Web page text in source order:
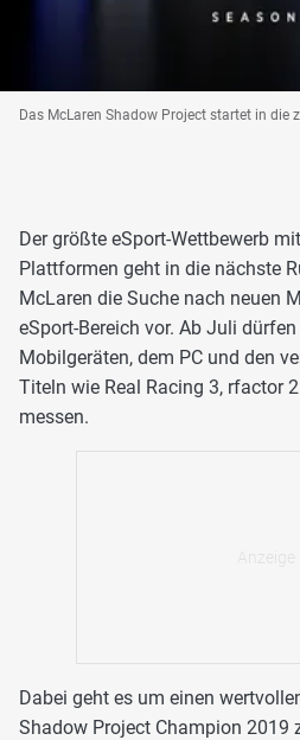
Das McLaren Shadow Project startet in die
Der größte eSport-Wettbewerb
Plattformen geht in die nächste
McLaren die Suche nach neuen
eSport-Bereich vor. Ab Juli
Mobilgeräten, dem PC und den
Titeln wie Real Racing 3, rfactor
messen.
Dabei geht es um einen
Shadow Project Champion 2019